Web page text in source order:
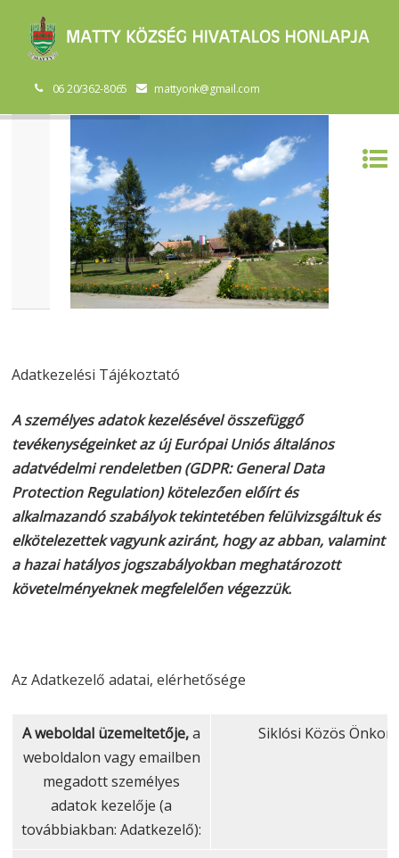
06 20/362-8065 mattyonk@gmail.com
Adatkezelési Tájékoztató
A személyes adatok kezelésével összefüggő
tevékenységeinket az új Európai Uniós általános
adatvédelmi rendeletben (GDPR: General Data
Protection Regulation) kötelezően előírt és
alkalmazandó szabályok tekintetében felülvizsgáltuk és
elkötelezettek vagyunk aziránt, hogy az abban, valamint
a hazai hatályos jogszabályokban meghatározott
követelményeknek megfelelően végezzük.
Az Adatkezelő adatai, elérhetősége
A weboldal üzemeltetője,a
weboldalon vagy emailben
megadott személyes
adatok kezelője (a
továbbiakban: Adatkezelő):
Siklósi Közös